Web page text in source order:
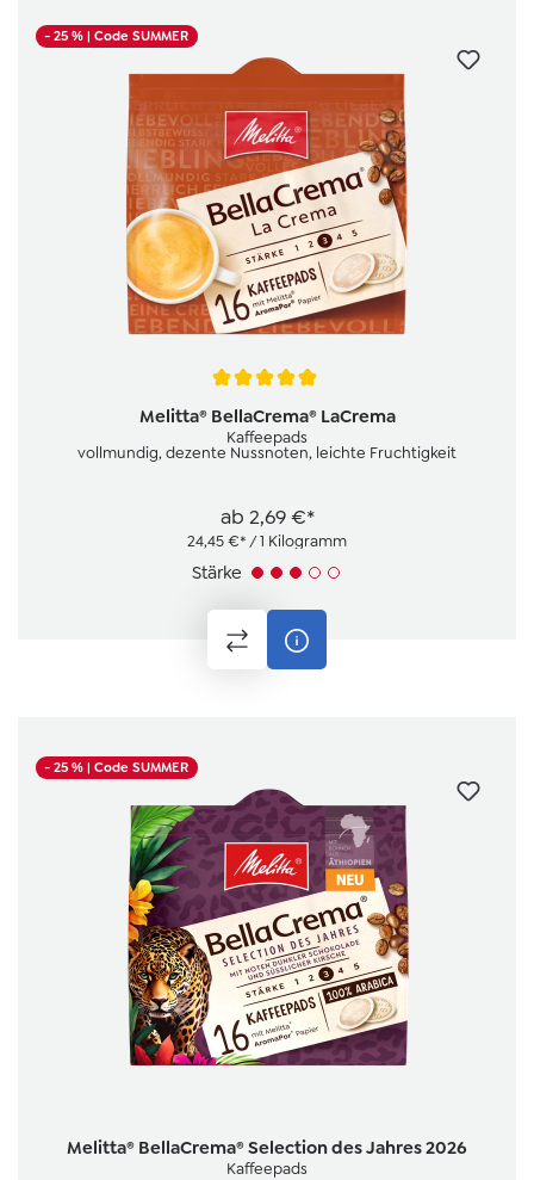
- 25 %| Code SUMMER
Durchschnittliche Bewertung von 4.8 von 5 Sternen
Melitta® BellaCrema® LaCrema
Kaffeepads
vollmundig, dezente Nussnoten, leichte Fruchtigkeit
ab 2,69 €*
24,45 €* / 1 Kilogramm
Stärke
- 25 %| Code SUMMER
Melitta® BellaCrema® Selection des Jahres 2026
Kaffeepads